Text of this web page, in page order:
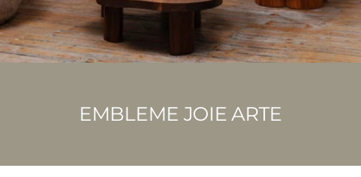
EMBLEME JOIE ARTE